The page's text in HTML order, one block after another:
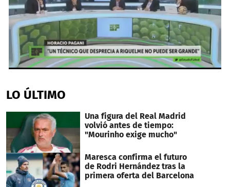
of
1
41
seconds
LO ÚLTIMO
Una figura del Real Madrid
volvió antes de tiempo:
"Mourinho exige mucho"
Maresca confirma el futuro
de Rodri Hernández tras la
primera oferta del Barcelona